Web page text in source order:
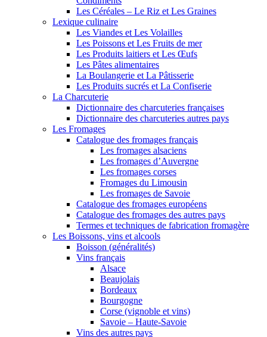
Les Céréales – Le Riz et Les Graines
Lexique culinaire
Les Viandes et Les Volailles
Les Poissons et Les Fruits de mer
Les Produits laitiers et Les Œufs
Les Pâtes alimentaires
La Boulangerie et La Pâtisserie
Les Produits sucrés et La Confiserie
La Charcuterie
Dictionnaire des charcuteries françaises
Dictionnaire des charcuteries autres pays
Les Fromages
Catalogue des fromages français
Les fromages alsaciens
Les fromages d’Auvergne
Les fromages corses
Fromages du Limousin
Les fromages de Savoie
Catalogue des fromages européens
Catalogue des fromages des autres pays
Termes et techniques de fabrication fromagère
Les Boissons, vins et alcools
Boisson (généralités)
Vins français
Alsace
Beaujolais
Bordeaux
Bourgogne
Corse (vignoble et vins)
Savoie – Haute-Savoie
Vins des autres pays